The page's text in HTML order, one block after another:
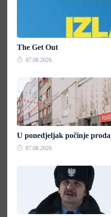
The Get Out
07.08.2026.
U ponedjeljak počinje
07.08.2026.